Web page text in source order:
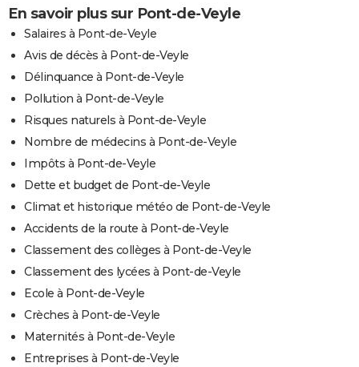
En savoir plus sur Pont-de-Veyle
Salaires à Pont-de-Veyle
Avis de décès à Pont-de-Veyle
Délinquance à Pont-de-Veyle
Pollution à Pont-de-Veyle
Risques naturels à Pont-de-Veyle
Nombre de médecins à Pont-de-Veyle
Impôts à Pont-de-Veyle
Dette et budget de Pont-de-Veyle
Climat et historique météo de Pont-de-Veyle
Accidents de la route à Pont-de-Veyle
Classement des collèges à Pont-de-Veyle
Classement des lycées à Pont-de-Veyle
Ecole à Pont-de-Veyle
Crèches à Pont-de-Veyle
Maternités à Pont-de-Veyle
Entreprises à Pont-de-Veyle